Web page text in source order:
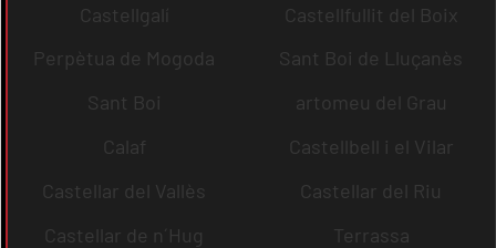
Castellgalí
Castellfullit del Boix
Perpètua de Mogoda
Sant Boi de Lluçanès
Sant Boi
artomeu del Grau
Calaf
Castellbell i el Vilar
Castellar del Vallès
Castellar del Riu
Castellar de n´Hug
Terrassa